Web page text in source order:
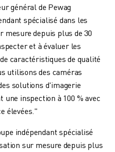
général de Pewag
spécialisé dans les
depuis plus de 30
et à évaluer les
caractéristiques de qualité
utilisons des caméras
solutions d'imagerie
inspection à 100 % avec
élevées."
indépendant spécialisé
sur mesure depuis plus